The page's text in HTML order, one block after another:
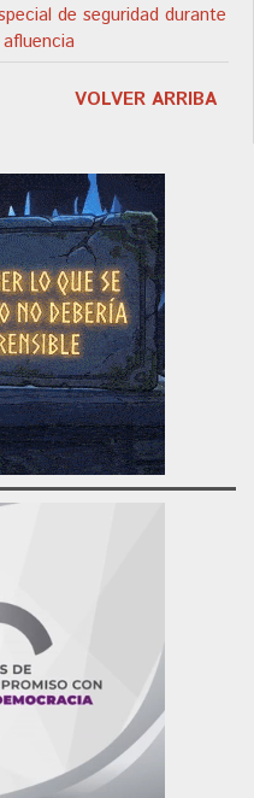
de seguridad durante
VOLVER ARRIBA